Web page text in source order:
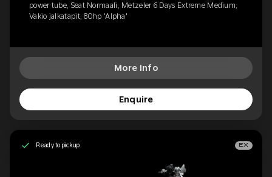
power tube, Seat Normaali, Metzeler 6 Days Extreme Medium,
Vakio jalkatapit, 80hp 'Alpha'
More Info
Enquire
Ready to pickup EX